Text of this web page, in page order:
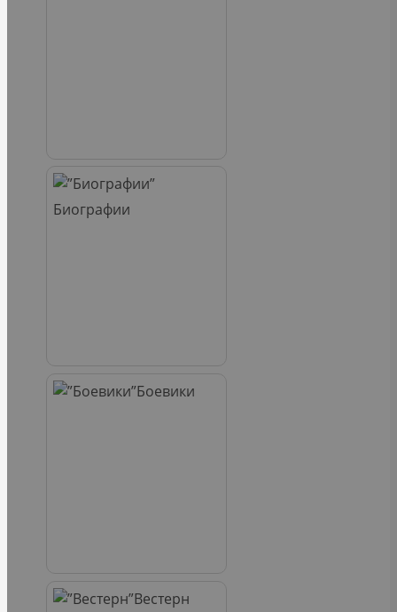
Биографии
Боевики
Вестерн